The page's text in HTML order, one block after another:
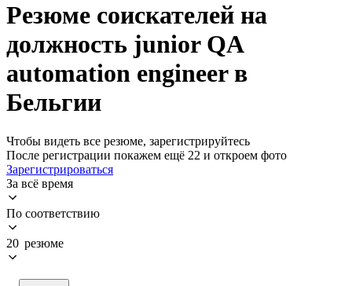
Резюме соискателей на
должность junior QA
automation engineer в
Бельгии
Чтобы видеть все резюме, зарегистрируйтесь
После регистрации покажем ещё 22 и откроем фото
Зарегистрироваться
За всё время
По соответствию
20 резюме